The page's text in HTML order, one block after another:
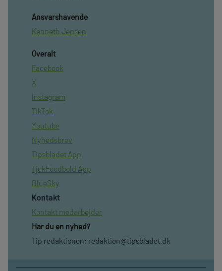
Ansvarshavende
Kenneth Jensen
Overalt
Facebook
X
Instagram
TikTok
Youtube
Nyhedsbrev
Tipsbladet App
TjekFoodbold App
BlueSky
Kontakt
Kontakt medarbejder
Har du en nyhed?
Tip redaktionen: redaktion@tipsbladet.dk